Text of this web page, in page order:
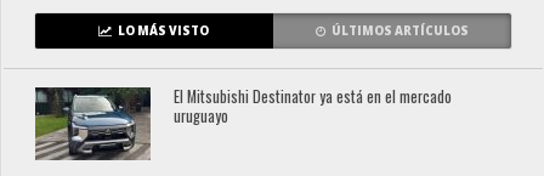
LO MÁS VISTO ÚLTIMOS ARTÍCULOS
El Mitsubishi Destinator ya está en el mercado
uruguayo